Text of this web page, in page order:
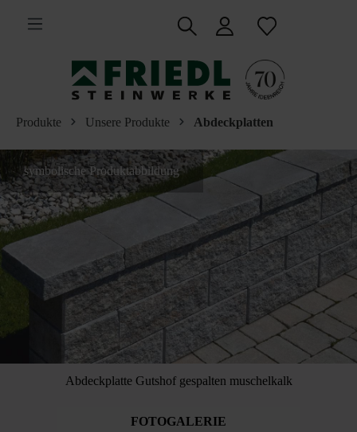
springen
Produkte Unsere Produkte Abdeckplatten
Abdeckplatte Gutshof gespalten muschelkalk
symbolische Produktabbildung
FOTOGALERIE